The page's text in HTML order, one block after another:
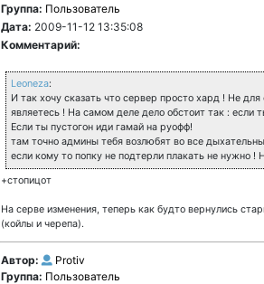
Группа: Пользователь
Дата: 2009-11-12 13:35:08
Комментарий:
Leoneza:
И так хочу сказать что сервер просто хард ! Не
являетесь ! На самом деле дело обстоит так : если
Если ты пустогон иди гамай на руофф!
там точно админы тебя возлюбят во все
если кому то попку не подтерли плакать не нужно
+стопицот
На серве изменения, теперь как будто вернулись
(койлы и черепа).
Автор:
Protiv
Группа: Пользователь